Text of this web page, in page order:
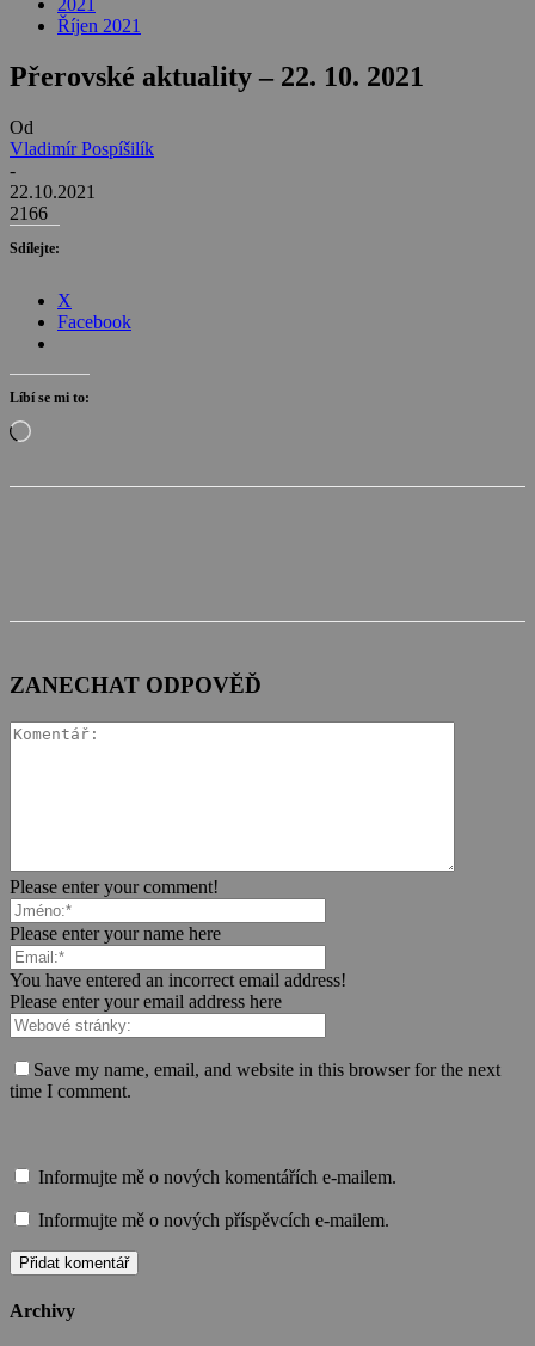
2021
Říjen 2021
Přerovské aktuality – 22. 10. 2021
Od
Vladimír Pospíšilík
-
22.10.2021
2166
Sdílejte:
X
Facebook
Líbí se mi to:
Načítání…
ZANECHAT ODPOVĚĎ
Please enter your comment!
Please enter your name here
You have entered an incorrect email address!
Please enter your email address here
Save my name, email, and website in this browser for the next
time I comment.
Informujte mě o nových komentářích e-mailem.
Informujte mě o nových příspěvcích e-mailem.
Archivy